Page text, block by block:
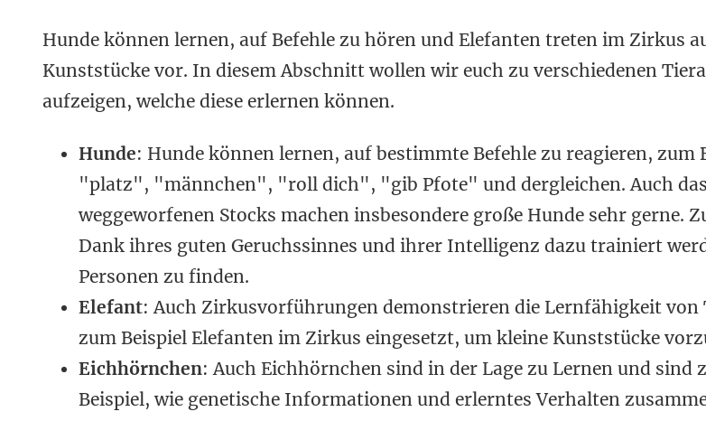
Hunde können lernen, auf Befehle zu hören und Elefanten treten im Zirkus
Kunststücke vor. In diesem Abschnitt wollen wir euch zu verschiedenen
aufzeigen, welche diese erlernen können.
Hunde: Hunde können lernen, auf bestimmte Befehle zu reagieren,
"platz", "männchen", "roll dich", "gib Pfote" und dergleichen. Auch
weggeworfenen Stocks machen insbesondere große Hunde sehr gerne.
Dank ihres guten Geruchssinnes und ihrer Intelligenz dazu trainiert
Personen zu finden.
Elefant: Auch Zirkusvorführungen demonstrieren die Lernfähigkeit von
zum Beispiel Elefanten im Zirkus eingesetzt, um kleine Kunststücke
Eichhörnchen: Auch Eichhörnchen sind in der Lage zu Lernen und sind
Beispiel, wie genetische Informationen und erlerntes Verhalten